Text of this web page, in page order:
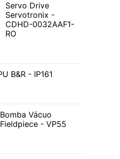
Servo Drive
Servotronix -
CDHD-0032AAF1-
RO
B&R - IP161
Bomba Vácuo
Fieldpiece - VP55